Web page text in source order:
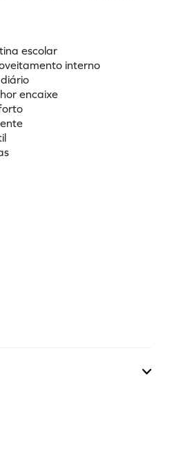
escolar
interno
encaixe